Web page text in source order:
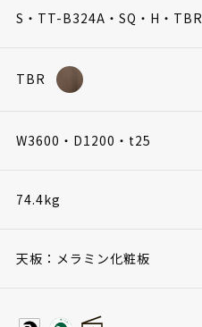
S・TT-B324A・SQ・H・TBR
TBR
W3600・D1200・t25
74.4kg
天板：メラミン化粧板